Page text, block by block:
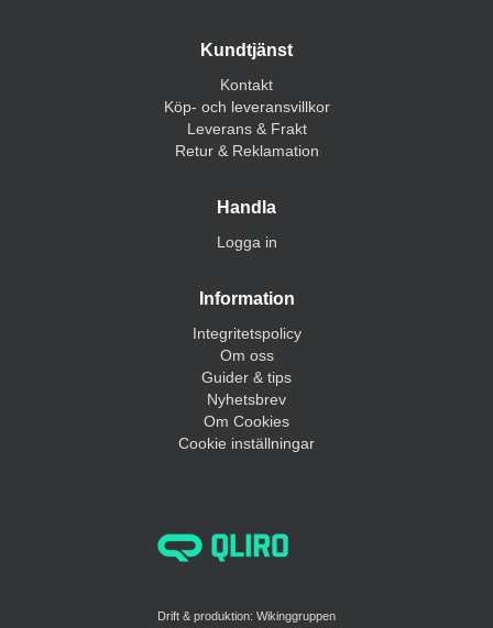
Kundtjänst
Kontakt
Köp- och leveransvillkor
Leverans & Frakt
Retur & Reklamation
Handla
Logga in
Information
Integritetspolicy
Om oss
Guider & tips
Nyhetsbrev
Om Cookies
Cookie inställningar
Drift & produktion: Wikinggruppen